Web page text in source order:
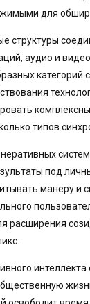
для
структуры
аудио и
категорий
типов
под
манеру и
расширения
интеллекта